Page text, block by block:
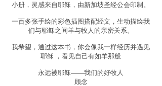
小册，灵感来自耶稣，由新加坡圣经公会印制。
一百多张手绘的彩色插图搭配经文，生动描绘我
们与耶稣之间羊与牧人的亲密关系。
我希望，通过这本书，你会像我一样经历并遇见
耶稣 ，看见自己有如羊那般
永远被耶稣——我们的好牧人
顾念